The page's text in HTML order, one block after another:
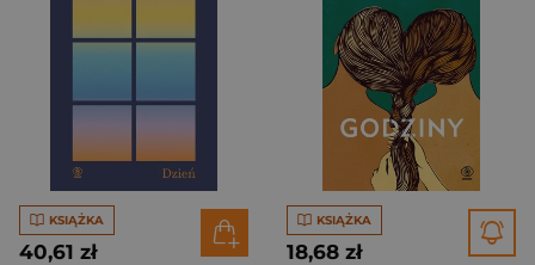
KSIĄŻKA
40,61 zł
KSIĄŻKA
18,68 zł